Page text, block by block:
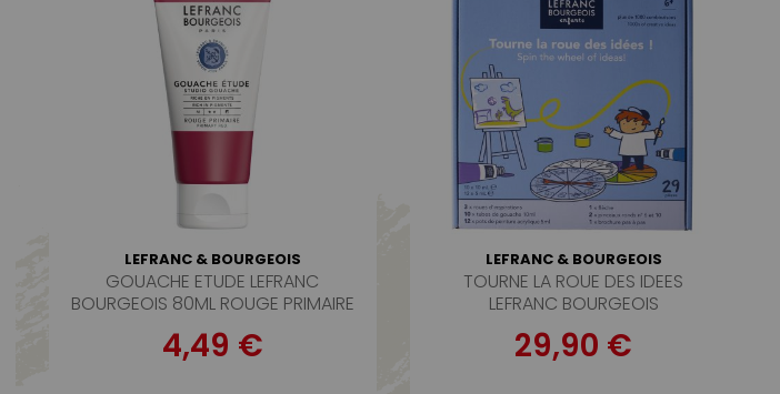
LEFRANC & BOURGEOIS
GOUACHE ETUDE LEFRANC
BOURGEOIS 80ML ROUGE PRIMAIRE
4,49 €
LEFRANC & BOURGEOIS
TOURNE LA ROUE DES IDEES
LEFRANC BOURGEOIS
29,90 €